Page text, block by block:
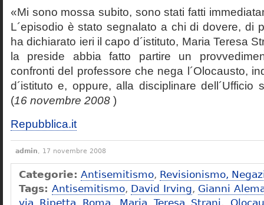
«Mi sono mossa subito, sono stati fatti
L´episodio è stato segnalato a chi di dovere, di
ha dichiarato ieri il capo d´istituto, Maria Teresa
la preside abbia fatto partire un
confronti del professore che nega l´Olocausto,
d´istituto e, oppure, alla disciplinare dell´Ufficio
(16 novembre 2008 )
Repubblica.it
admin, 17 novembre 2008
Categorie: Antisemitismo, Revisionismo,
Tags: Antisemitismo, David Irving, Gianni
via Ripetta Roma, Maria Teresa Strani,